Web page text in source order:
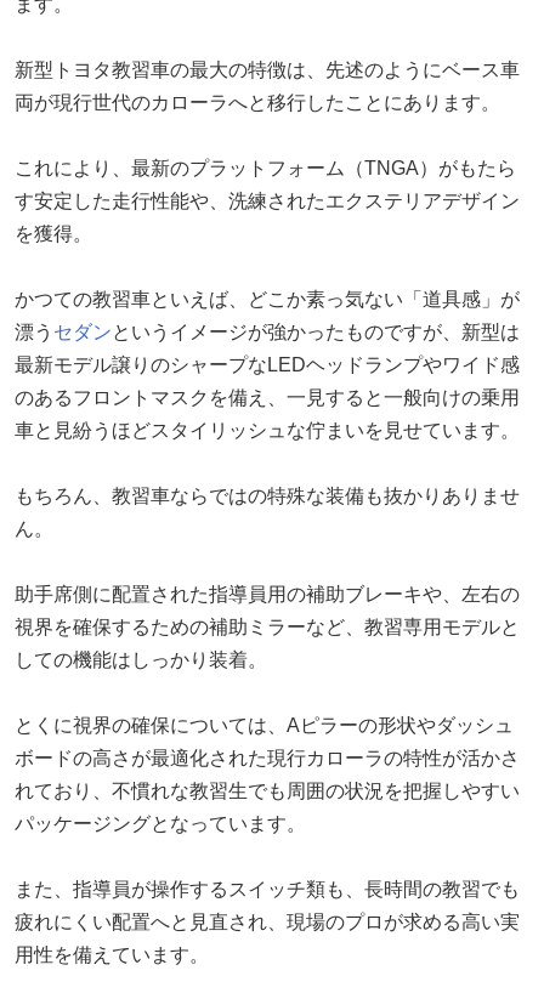
新型トヨタ教習車の最大の特徴は、先述のようにベース車
両が現行世代のカローラへと移行したことにあります。
これにより、最新のプラットフォーム（TNGA）がもたら
す安定した走行性能や、洗練されたエクステリアデザイン
を獲得。
かつての教習車といえば、どこか素っ気ない「道具感」が
漂う セダンというイメージが強かったものですが、新型は
最新モデル譲りのシャープなLEDヘッドランプやワイド感
のあるフロントマスクを備え、一見すると一般向けの乗用
車と見紛うほどスタイリッシュな佇まいを見せています。
もちろん、教習車ならではの特殊な装備も抜かりありませ
ん。
助手席側に配置された指導員用の補助ブレーキや、左右の
視界を確保するための補助ミラーなど、教習専用モデルと
しての機能はしっかり装着。
とくに視界の確保については、Aピラーの形状やダッシュ
ボードの高さが最適化された現行カローラの特性が活かさ
れており、不慣れな教習生でも周囲の状況を把握しやすい
パッケージングとなっています。
また、指導員が操作するスイッチ類も、長時間の教習でも
疲れにくい配置へと見直され、現場のプロが求める高い実
用性を備えています。